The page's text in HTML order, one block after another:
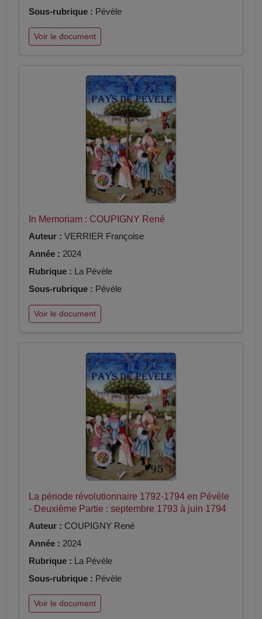
Sous-rubrique : Pévèle
Voir le document
In Memoriam : COUPIGNY René
Auteur : VERRIER Françoise
Année : 2024
Rubrique : La Pévèle
Sous-rubrique : Pévèle
Voir le document
La période révolutionnaire 1792-1794 en Pévèle
- Deuxième Partie : septembre 1793 à juin 1794
Auteur : COUPIGNY René
Année : 2024
Rubrique : La Pévèle
Sous-rubrique : Pévèle
Voir le document